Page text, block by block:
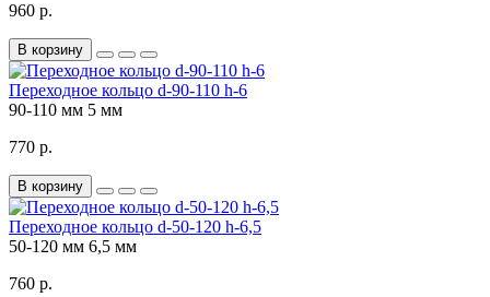
960 р.
В корзину
Переходное кольцо d-90-110 h-6
90-110 мм 5 мм
770 р.
В корзину
Переходное кольцо d-50-120 h-6,5
50-120 мм 6,5 мм
760 р.